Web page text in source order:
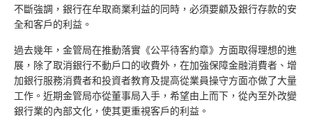
不斷強調，銀行在牟取商業利益的同時，必須要顧及銀行存款的安
全和客戶的利益。
過去幾年，金管局在推動落實《公平待客約章》方面取得理想的進
展，除了取消銀行不動戶口的收費外，在加強保障金融消費者、增
加銀行服務消費者和投資者教育及提高從業員操守方面亦做了大量
工作。近期金管局亦從董事局入手，希望由上而下，從內至外改變
銀行業的內部文化，使其更重視客戶的利益。